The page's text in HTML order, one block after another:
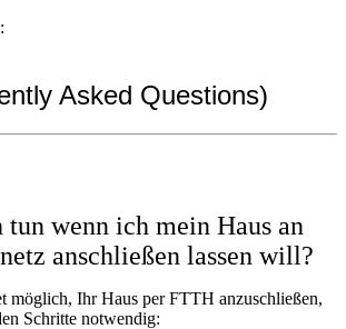
Asked Questions)
tun wenn ich mein Haus an
anschließen lassen will?
möglich, Ihr Haus per FTTH anzuschließen,
Schritte notwendig: